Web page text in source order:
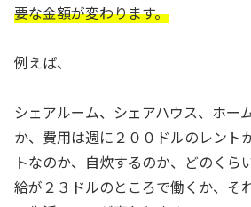
要な金額が変わります。
例えば、
シェアルーム、シェアハウス、ホー
か、費用は週に２００ドルのレント
トなのか、自炊するのか、どのくら
給が２３ドルのところで働くか、そ